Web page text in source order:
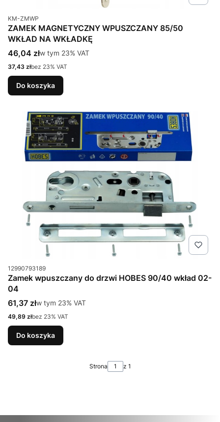
Kod produktu
KM-ZMWP
ZAMEK MAGNETYCZNY WPUSZCZANY 85/50
WKŁAD NA WKŁADKĘ
Cena brutto
46,04 złw tym %s VAT
w tym 23% VAT
Cena netto
37,43 złbez 23% VAT
Do koszyka
Kod produktu
12990793189
Zamek wpuszczany do drzwi HOBES 90/40 wkład 02-
04
Cena brutto
61,37 złw tym %s VAT
w tym 23% VAT
Cena netto
49,89 złbez 23% VAT
Do koszyka
Strona z 1